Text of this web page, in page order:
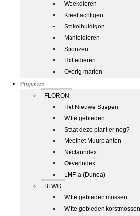
Weekdieren
Kreeftachtigen
Stekelhuidigen
Manteldieren
Sponzen
Holtedieren
Overig marien
Projecten
FLORON
Het Nieuwe Strepen
Witte gebieden
Staat deze plant er nog?
Meetnet Muurplanten
Nectarindex
Oeverindex
LMF-a (Dunea)
BLWG
Witte gebieden mossen
Witte gebieden korstmossen